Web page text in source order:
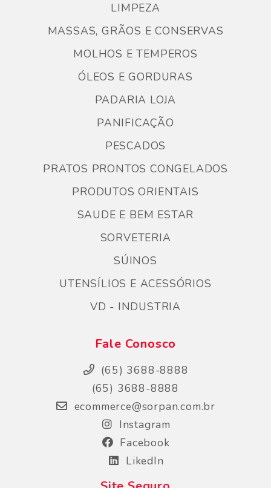
LIMPEZA
MASSAS, GRÃOS E CONSERVAS
MOLHOS E TEMPEROS
ÓLEOS E GORDURAS
PADARIA LOJA
PANIFICAÇÃO
PESCADOS
PRATOS PRONTOS CONGELADOS
PRODUTOS ORIENTAIS
SAUDE E BEM ESTAR
SORVETERIA
SÚINOS
UTENSÍLIOS E ACESSÓRIOS
VD - INDUSTRIA
Fale Conosco
(65) 3688-8888
(65) 3688-8888
ecommerce@sorpan.com.br
Instagram
Facebook
LikedIn